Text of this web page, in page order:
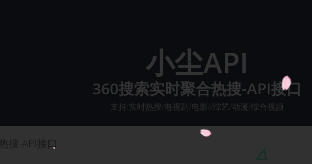
小尘API
360搜索实时聚合热搜-API接口
支持:实时热搜/电视剧/电影//综艺/动漫/综合视频
搜-API接口